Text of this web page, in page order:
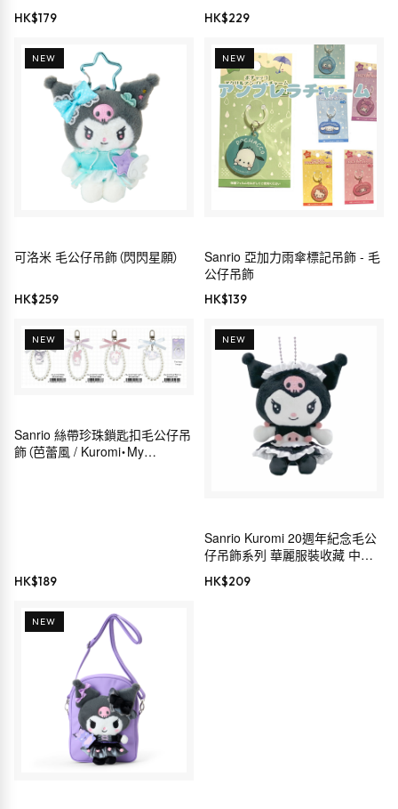
HK$179 HK$229
NEW
可洛米 毛公仔吊飾（閃閃星願）
HK$259
NEW
Sanrio 亞加力雨傘標記吊飾 - 毛
公仔吊飾
HK$139
NEW
Sanrio 絲帶珍珠鎖匙扣毛公仔吊
飾（芭蕾風 / Kuromi・My
HK$189
NEW
Sanrio Kuromi 20週年紀念毛公
仔吊飾系列 華麗服裝收藏 中島
公司 毛公仔鏈 MC
HK$209
NEW